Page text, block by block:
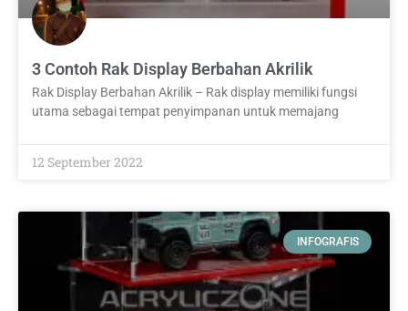
3 Contoh Rak Display Berbahan Akrilik
Rak Display Berbahan Akrilik – Rak display memiliki fungsi
utama sebagai tempat penyimpanan untuk memajang
12 September 2022
INFOGRAFIS